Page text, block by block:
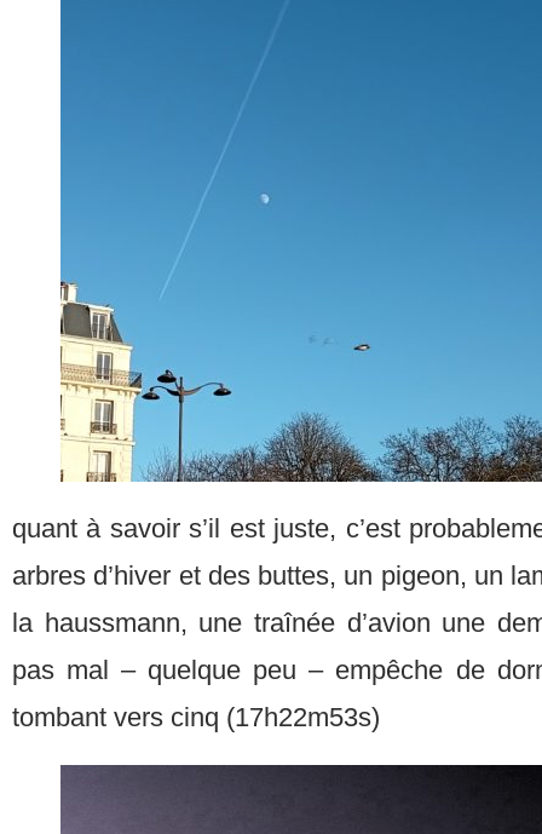
quant à savoir s’il est juste, c’est
arbres d’hiver et des buttes, un pigeon, un
la haussmann, une traînée d’avion une
pas mal – quelque peu – empêche de
tombant vers cinq (17h22m53s)